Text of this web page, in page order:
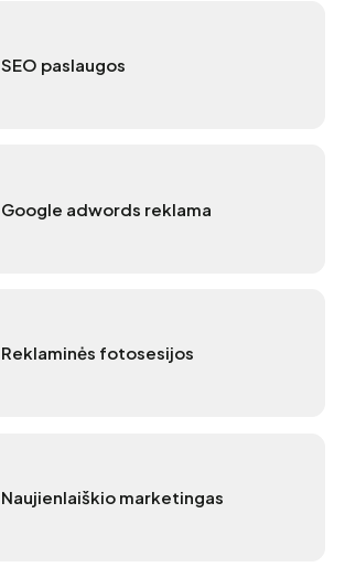
SEO paslaugos
Google adwords reklama
Reklaminės fotosesijos
Naujienlaiškio marketingas